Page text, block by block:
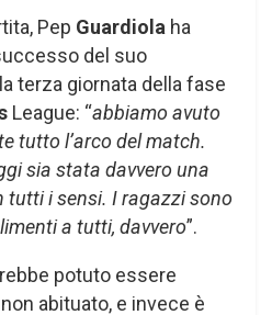
Pep Guardiola ha
del suo
terza giornata della fase
League: “abbiamo avuto
tutto l’arco del match.
sia stata davvero una
tutti i sensi. I ragazzi sono
a tutti, davvero”.
potuto essere
abituato, e invece è